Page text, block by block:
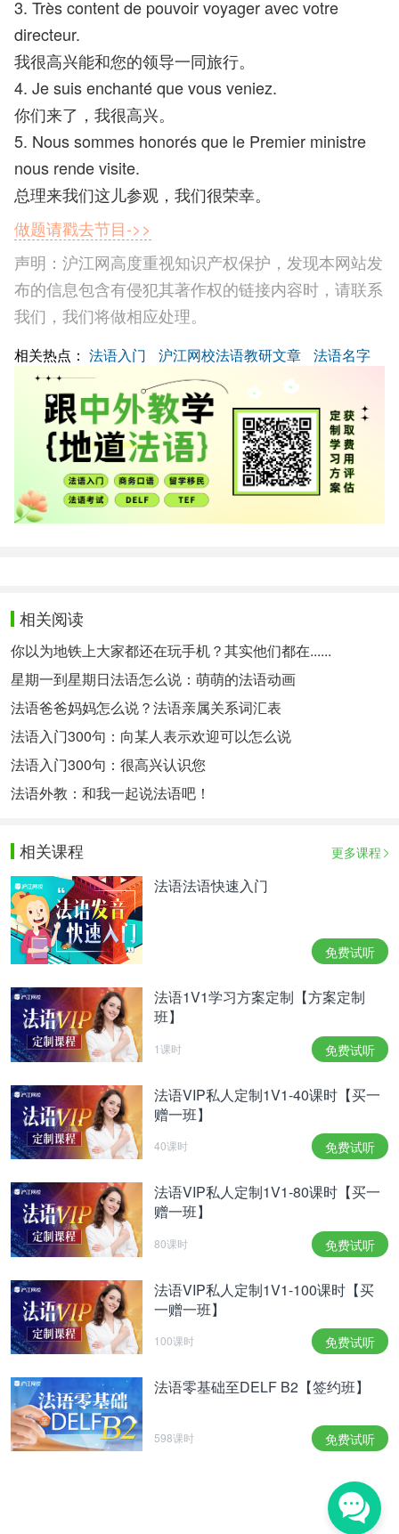
3. Très content de pouvoir voyager avec votre
directeur.
我很高兴能和您的领导一同旅行。
4. Je suis enchanté que vous veniez.
你们来了，我很高兴。
5. Nous sommes honorés que le Premier ministre
nous rende visite.
总理来我们这儿参观，我们很荣幸。
做题请戳去节目->>
声明：沪江网高度重视知识产权保护，发现本网站发
布的信息包含有侵犯其著作权的链接内容时，请联系
我们，我们将做相应处理。
相关热点： 法语入门 沪江网校法语教研文章 法语名字
相关阅读
你以为地铁上大家都还在玩手机？其实他们都在......
星期一到星期日法语怎么说：萌萌的法语动画
法语爸爸妈妈怎么说？法语亲属关系词汇表
法语入门300句：向某人表示欢迎可以怎么说
法语入门300句：很高兴认识您
法语外教：和我一起说法语吧！
相关课程 更多课程
法语法语快速入门
免费试听
法语1V1学习方案定制【方案定制
班】
1课时 免费试听
法语VIP私人定制1V1-40课时【买一
赠一班】
40课时 免费试听
法语VIP私人定制1V1-80课时【买一
赠一班】
80课时 免费试听
法语VIP私人定制1V1-100课时【买
一赠一班】
100课时 免费试听
法语零基础至DELF B2【签约班】
598课时 免费试听